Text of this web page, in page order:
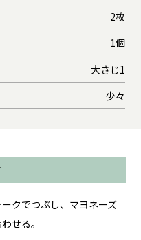
2枚
1個
大さじ1
少々
クでつぶし、マヨネーズ
せる。